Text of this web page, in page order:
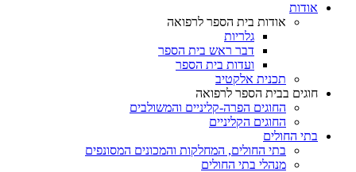
אודות
אודות בית הספר לרפואה
גלריות
דבר ראש בית הספר
ועדות בית הספר
תכנית אלקטיב
חוגים בבית הספר לרפואה
החוגים הפרה-קליניים והמשולבים
החוגים הקליניים
בתי החולים
בתי החולים, המחלקות והמכונים המסונפים
מנהלי בתי החולים